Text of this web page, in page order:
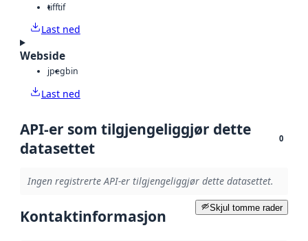
tifftif
Last ned
Webside
jpegbin
Last ned
API-er som tilgjengeliggjør dette
datasettet
0
Ingen registrerte API-er tilgjengeliggjør dette datasettet.
Skjul tomme rader
Kontaktinformasjon